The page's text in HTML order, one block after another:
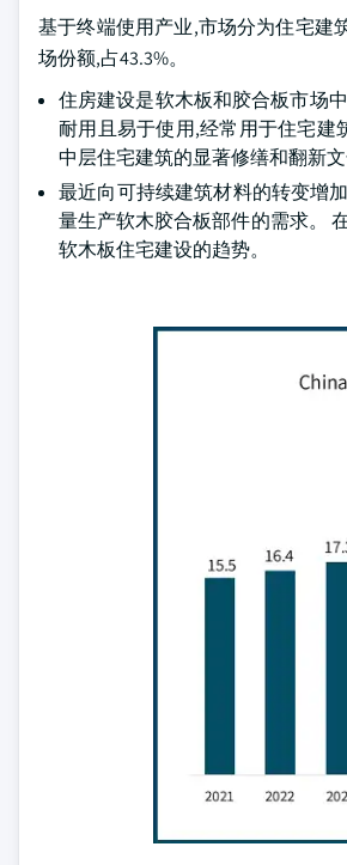
基于终端使用产业,市场分为住宅建
场份额,占43.3%。
住房建设是软木板和胶合板市场
耐用且易于使用,经常用于住宅建
中层住宅建筑的显著修缮和翻新
最近向可持续建筑材料的转变增
量生产软木胶合板部件的需求。
软木板住宅建设的趋势。